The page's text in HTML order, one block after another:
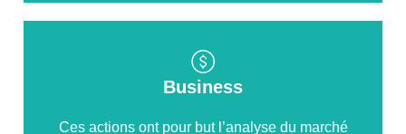
Business
Ces actions ont pour but l’analyse du marché